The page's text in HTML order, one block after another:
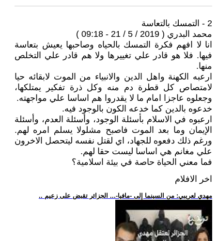
2 - التمسك بالتعاسة
محمد البدري ( 2019 / 5 / 21 - 09:18 )
انا لا افهم فكرة التمسك بالحياه وصاحبها يعيش بتعاسة
فيها. فلا هو قادر علي تغييرها ولا هم قادر علي التخلص
منها.
ارعبه الكهنة واهل الدين والانبياء من الموت لابقائه حيا
لامتصاص كل قطرة دم منه وكل ذرة تفكير يمتلكها،
وجعلوه عاجزا امام ما لا يقدروا هم اساسا علي مواجهته.
خدعوه بالدين كما خدعه الكون بالوجود فيه.
ارعبوه في الاسلام بأسئلة الوجود، وأسئلة العدم، وأسئلة
الإيمان وما بعد الموت فاصبح مشلولا يسلم امره لهم.
ورغم ذلك دفعوه للجهاد، اي لقتل نفسه ليتحصل الاخرون
علي مغانم هي اساسا ليست حقا لهم.
فما معني الحياة حاصة في بيئة اسلامية؟
اخر الافلام
.. مهدي لعريبي: من السينما إلى -مافيا-... الجزائر تقبض على زعيم